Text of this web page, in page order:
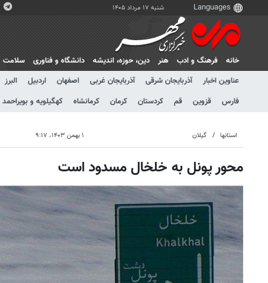
شنبه ۱۷ مرداد ۱۴۰۵
خانه فرهنگ و ادب هنر دين، حوزه، انديشه دانشگاه و فناوری سلامت
عناوین اخبار
آذربایجان شرقی آذربایجان غربی اصفهان اردبیل البرز
فارس
قزوین قم کردستان کرمان کرمانشاه کهگیلویه و بویراحمد
استانها گیلان ۱ بهمن ۱۴۰۳، ۹:۱۷
محور پونل به خلخال مسدود است